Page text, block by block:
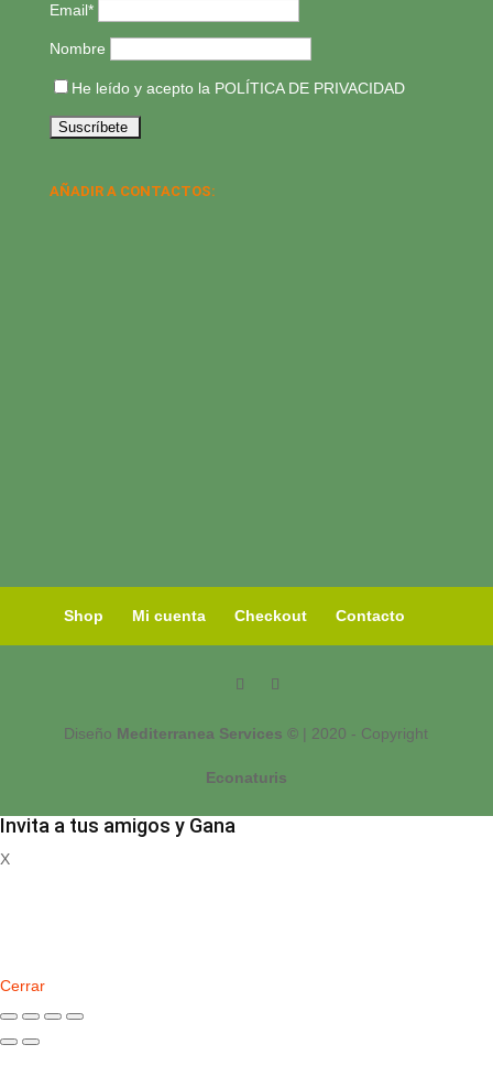
Email*
Nombre
He leído y acepto la POLÍTICA DE PRIVACIDAD
AÑADIR A CONTACTOS:
Shop Mi cuenta Checkout Contacto
Diseño Mediterranea Services © | 2020 - Copyright
Econaturis
Invita a tus amigos y Gana
X
Cerrar